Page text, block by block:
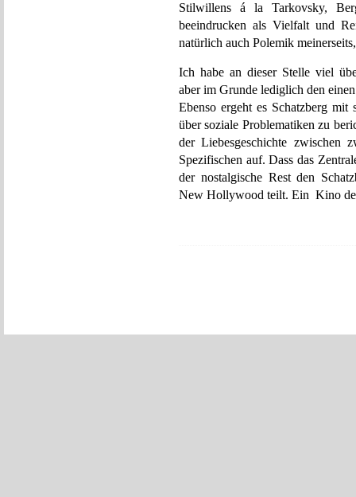
Stilwillens á la Tarkovsky,
beeindrucken als Vielfalt und
natürlich auch Polemik
Ich habe an dieser Stelle viel
aber im Grunde lediglich den
Ebenso ergeht es Schatzberg
über soziale Problematiken zu
der Liebesgeschichte
Spezifischen auf. Dass das
der nostalgische Rest den
New Hollywood teilt. Ein Kino